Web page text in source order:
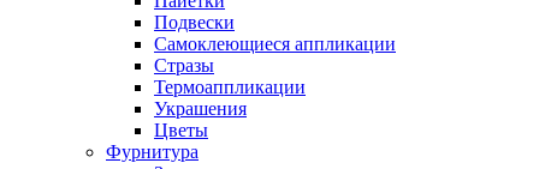
Подвески
Самоклеющиеся аппликации
Стразы
Термоаппликации
Украшения
Цветы
Фурнитура